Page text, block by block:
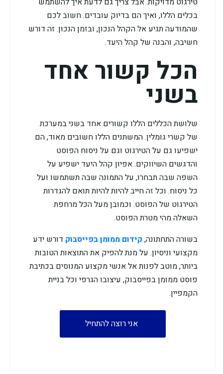
בכלים הללו, ואיך הם בדיוק עובדים. חשוב לכם
שהמודעה תגיע אל הקהל הנכון, ובזמן הנכון. זה דורש
חשיבה, והבנה של קהל היעד.
הכל קשור אחד
בשני
שלושת הכללים הללו קשורים אחד בשני במערכת
של קשרי גומלין. המשתנים הללו חשובים מאוד, הם
ישפיעו גם על הטירגוט וגם על ניסוח הפוסט
והדגשים השיווקים. אפיון קהל היעד ישפיע על
השפה שבה תבחרו, על התמונה שבה תשתמשו ועל
כל ניסוח. וכל זה חייב להיות להיות תואם להגדרות
הטירגוט של הפוסט. וכמובן מעל הכל מרחפת
השאלה מהי מטרת הפוסט.
בשורה התחתונה,קידום ממומן בפייסבוקדורש ידע
מקצועי וניסיון. על מנת להפיק את התוצאות הטובות
ביותר, מוטב לפנות אל אנשי מקצוע המנוסים בכתיבת
פוסט ממומן בפייסבוק, עיצובו הגרפי וכל בניית
הקמפיין.
אני רוצה להתחיל